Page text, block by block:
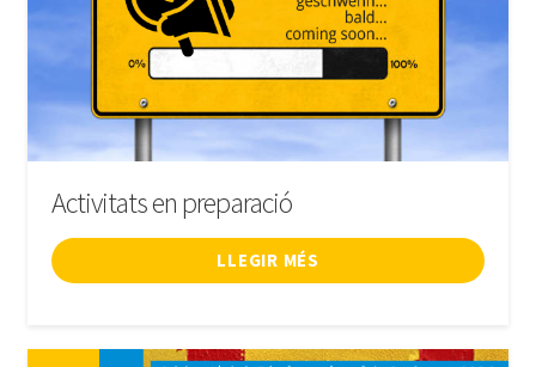
Activitats en preparació
LLEGIR MÉS